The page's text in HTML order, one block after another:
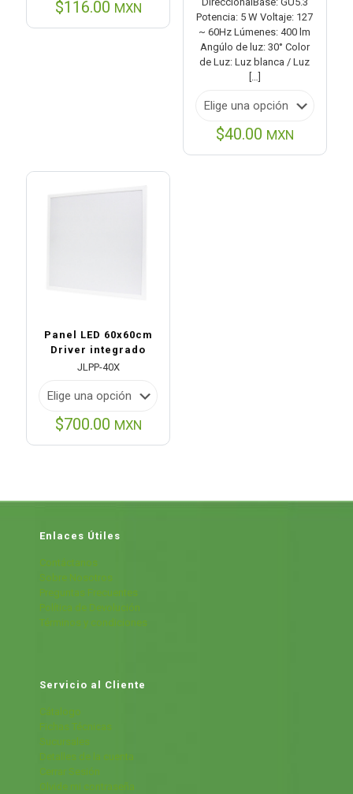
$116.00 MXN
Potencia: 5 W Voltaje: 127
~ 60Hz Lúmenes: 400 lm
Angúlo de luz: 30° Color
de Luz: Luz blanca / Luz
[…]
$40.00 MXN
Panel LED 60x60cm
Driver integrado
JLPP-40X
$700.00 MXN
Enlaces Útiles
Contáctanos
Sobre Nosotros
Preguntas Frecuentes
Política de Devolución
Términos y condiciones
Servicio al Cliente
Cátalogo
Fichas Técnicas
Sucursales
Detalles de la cuenta
Cerrar Sesión
Olvide mi contraseña